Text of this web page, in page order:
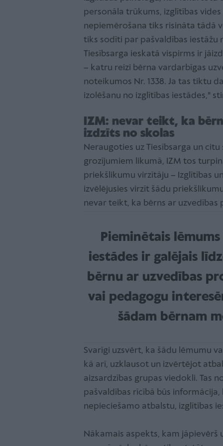
personāla trūkums, izglītības
nepiemērošana tiks risināta tādā
tiks sodīti par pašvaldības iestāžu
Tiesībsarga ieskatā vispirms ir
– katru reizi bērna vardarbīgas
noteikumos Nr. 1338. Ja tas tiktu
izolēšanu no izglītības iestādes,"
IZM: nevar teikt, ka
izdzīts no skolas
Neraugoties uz Tiesībsarga un
grozījumiem likumā, IZM tos
priekšlikumu virzītāju – Izglītības
izvēlējusies virzīt šādu
nevar teikt, ka bērns ar
Pieminētais
iestādes ir galējais
bērnu ar uzvedības
vai pedagogu
šādam bērnam
Svarīgi uzsvērt, ka šādu lēmumu
kā arī, uzklausot un izvērtējot
aizsardzības grupas viedokli. Tas
pašvaldības rīcībā būs
nepieciešamo atbalstu, izglītības
Nākamais aspekts, kam jāpievērš